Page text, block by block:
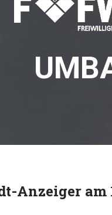
Anzeiger am